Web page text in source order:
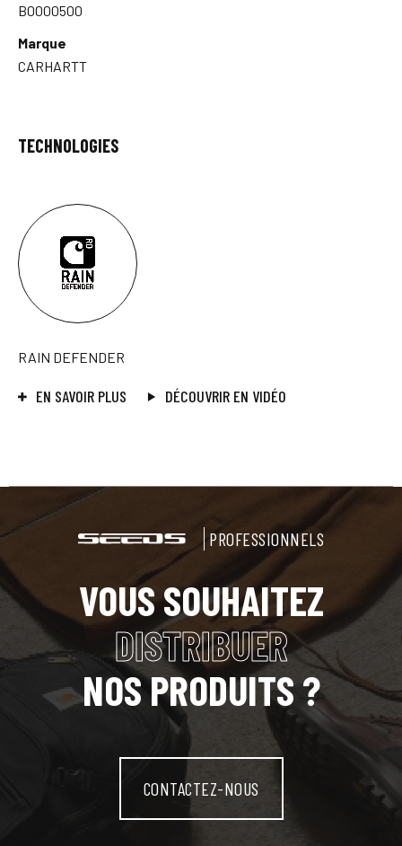
B0000500
Marque
CARHARTT
TECHNOLOGIES
RAIN DEFENDER
EN SAVOIR PLUS DÉCOUVRIR EN VIDÉO
PROFESSIONNELS
VOUS SOUHAITEZ
DISTRIBUER
NOS PRODUITS ?
CONTACTEZ-NOUS